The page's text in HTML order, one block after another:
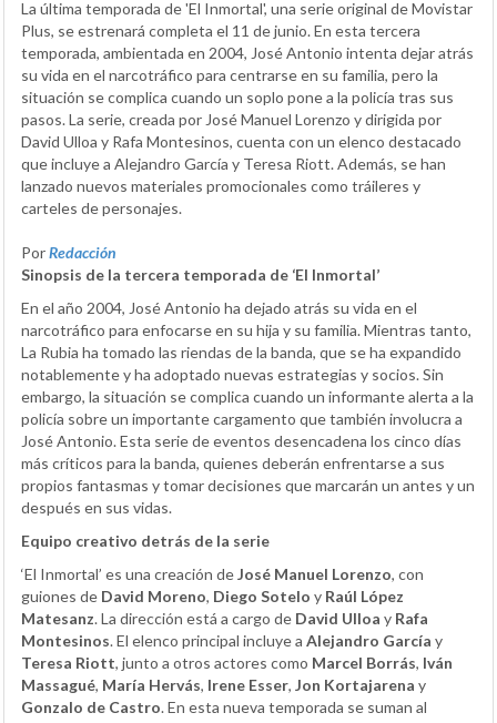
La última temporada de 'El Inmortal', una serie original de Movistar
Plus, se estrenará completa el 11 de junio. En esta tercera
temporada, ambientada en 2004, José Antonio intenta dejar atrás
su vida en el narcotráfico para centrarse en su familia, pero la
situación se complica cuando un soplo pone a la policía tras sus
pasos. La serie, creada por José Manuel Lorenzo y dirigida por
David Ulloa y Rafa Montesinos, cuenta con un elenco destacado
que incluye a Alejandro García y Teresa Riott. Además, se han
lanzado nuevos materiales promocionales como tráileres y
carteles de personajes.
PorRedacción
Sinopsis de la tercera temporada de ‘El Inmortal’
En el año 2004, José Antonio ha dejado atrás su vida en el
narcotráfico para enfocarse en su hija y su familia. Mientras tanto,
La Rubia ha tomado las riendas de la banda, que se ha expandido
notablemente y ha adoptado nuevas estrategias y socios. Sin
embargo, la situación se complica cuando un informante alerta a la
policía sobre un importante cargamento que también involucra a
José Antonio. Esta serie de eventos desencadena los cinco días
más críticos para la banda, quienes deberán enfrentarse a sus
propios fantasmas y tomar decisiones que marcarán un antes y un
después en sus vidas.
Equipo creativo detrás de la serie
‘El Inmortal’ es una creación deJosé Manuel Lorenzo, con
guiones de David Moreno, Diego Sotelo y Raúl López
Matesanz. La dirección está a cargo de David Ulloa y Rafa
Montesinos. El elenco principal incluye a Alejandro García y
Teresa Riott, junto a otros actores como Marcel Borrás, Iván
Massagué, María Hervás, Irene Esser, Jon Kortajarena y
Gonzalo de Castro. En esta nueva temporada se suman al